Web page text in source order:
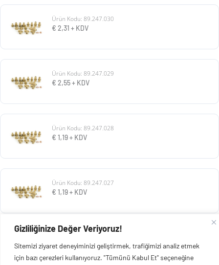
Gizliliğinize Değer Veriyoruz!
Sitemizi ziyaret deneyiminizi geliştirmek, trafiğimizi analiz etmek
için bazı çerezleri kullanıyoruz. "Tümünü Kabul Et" seçeneğine
Ürün Kodu: 89.247.030
€ 2,31 + KDV
Ürün Kodu: 89.247.029
€ 2,55+ KDV
Ürün Kodu: 89.247.028
€ 1,19+ KDV
Ürün Kodu: 89.247.027
€ 1,19+ KDV
€2,78+ KDV